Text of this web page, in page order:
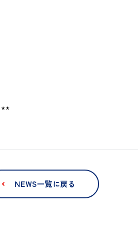
NEWS一覧に戻る